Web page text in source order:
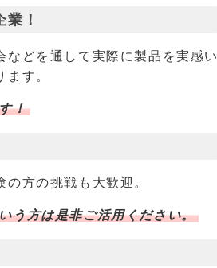
！
どを通して実際に製品を実感い
す。
！
方の挑戦も大歓迎。
う方は是非ご活用ください。